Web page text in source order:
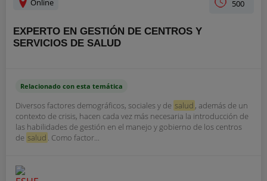
Online 500
EXPERTO EN GESTIÓN DE CENTROS Y
SERVICIOS DE SALUD
Relacionado con esta temática
Diversos factores demográficos, sociales y de salud , además de un
contexto de crisis, hacen cada vez más necesaria la introducción de
las habilidades de gestión en el manejo y gobierno de los centros
de salud . Como factor...